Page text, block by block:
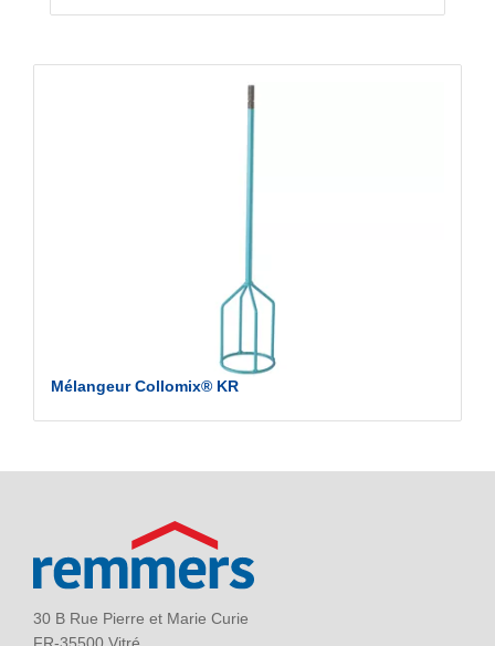
Mélangeur Collomix® KR
30 B Rue Pierre et Marie Curie